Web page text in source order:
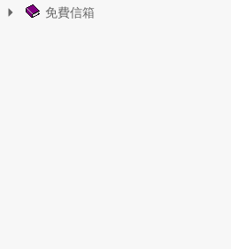
免費信箱